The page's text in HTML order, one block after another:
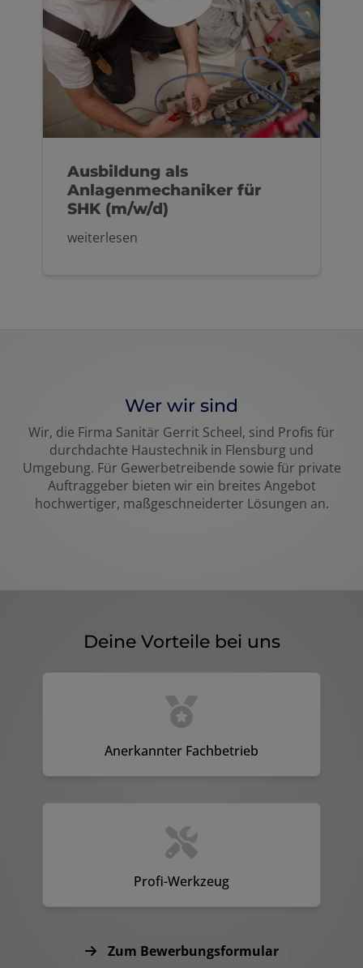
Ausbildung als
Anlagenmechaniker für
SHK (m/w/d)
weiterlesen
Wer wir sind
Wir, die Firma Sanitär Gerrit Scheel, sind Profis für
durchdachte Haustechnik in Flensburg und
Umgebung. Für Gewerbetreibende sowie für private
Auftraggeber bieten wir ein breites Angebot
hochwertiger, maßgeschneiderter Lösungen an.
Deine Vorteile bei uns
Anerkannter Fachbetrieb
Profi-Werkzeug
Zum Bewerbungsformular